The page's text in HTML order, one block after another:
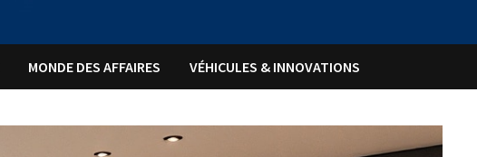
MONDE DES AFFAIRES VÉHICULES & INNOVATIONS